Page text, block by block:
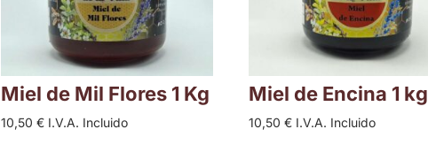
Miel de Mil Flores 1 Kg
10,50€ I.V.A. Incluido
Miel de Encina 1 kg
10,50€ I.V.A. Incluido